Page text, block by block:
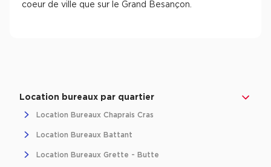
coeur de ville que sur le Grand Besançon.
Location bureaux par quartier
Location Bureaux Chaprais Cras
Location Bureaux Battant
Location Bureaux Grette - Butte